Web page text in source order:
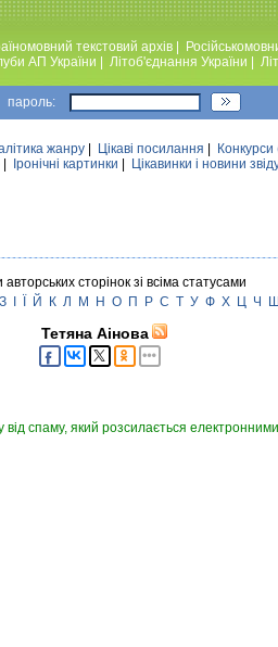
текстовий архiв
АП України Лiтоб'єднання України
пароль:
жанру Цікаві посилання
Iронiчнi картинки Цікавинки і новини
авторських сторінок зі всіма статусами
З Й К Л М Н О П Р С Т У Ф Х Ц Ч Ш
Тетяна Аінова
спаму, який розсилається